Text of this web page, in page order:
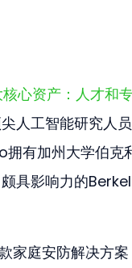
心资产：人才和
人工智能研究人
有加州大学伯克
具影响力的
庭安防解决方